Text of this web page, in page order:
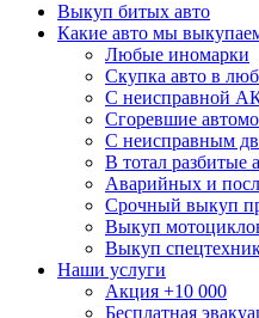
Выкуп битых авто
Какие авто мы
Любые иномарки
Скупка авто в
С неисправной
Сгоревшие
С неисправным
В тотал разбитые
Аварийных и
Срочный выкуп
Выкуп
Выкуп
Наши услуги
Акция +10 000
Бесплатная